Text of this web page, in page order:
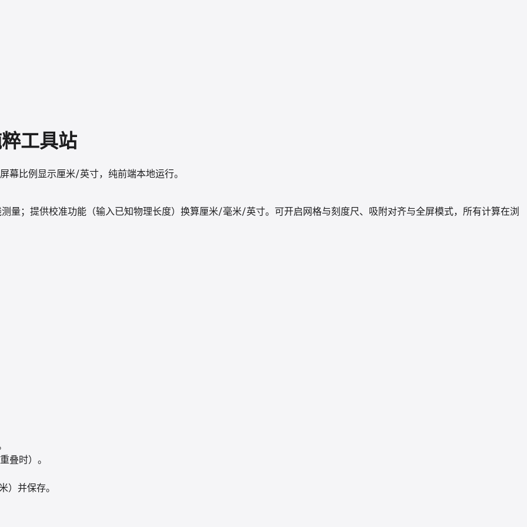
工具站
幕比例显示厘米/英寸，纯前端本地运行。
量；提供校准功能（输入已知物理长度）换算厘米/毫米/英寸。可开启网格与刻度尺、吸附对齐与全屏模式，所有计算在浏
叠时）。
）并保存。